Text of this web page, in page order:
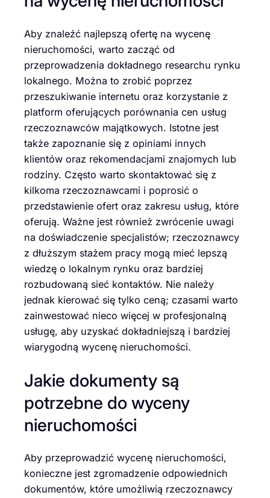
Aby znaleźć najlepszą ofertę na wycenę
nieruchomości, warto zacząć od
przeprowadzenia dokładnego researchu rynku
lokalnego. Można to zrobić poprzez
przeszukiwanie internetu oraz korzystanie z
platform oferujących porównania cen usług
rzeczoznawców majątkowych. Istotne jest
także zapoznanie się z opiniami innych
klientów oraz rekomendacjami znajomych lub
rodziny. Często warto skontaktować się z
kilkoma rzeczoznawcami i poprosić o
przedstawienie ofert oraz zakresu usług, które
oferują. Ważne jest również zwrócenie uwagi
na doświadczenie specjalistów; rzeczoznawcy
z dłuższym stażem pracy mogą mieć lepszą
wiedzę o lokalnym rynku oraz bardziej
rozbudowaną sieć kontaktów. Nie należy
jednak kierować się tylko ceną; czasami warto
zainwestować nieco więcej w profesjonalną
usługę, aby uzyskać dokładniejszą i bardziej
wiarygodną wycenę nieruchomości.
Jakie dokumenty są
potrzebne do wyceny
nieruchomości
Aby przeprowadzić wycenę nieruchomości,
konieczne jest zgromadzenie odpowiednich
dokumentów, które umożliwią rzeczoznawcy